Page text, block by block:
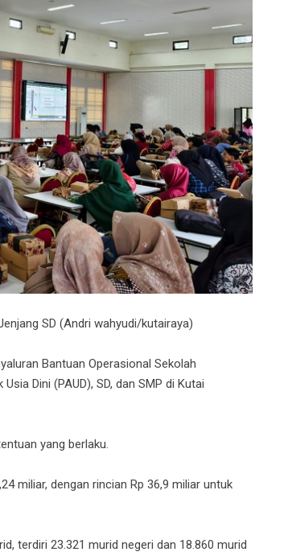
SD (Andri wahyudi/kutairaya)
Bantuan Operasional Sekolah
Dini (PAUD), SD, dan SMP di Kutai
yang berlaku.
miliar, dengan rincian Rp 36,9 miliar untuk
terdiri 23.321 murid negeri dan 18.860 murid